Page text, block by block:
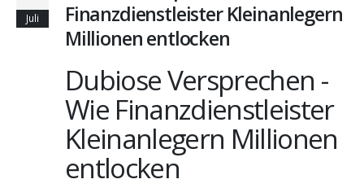
Juli
Finanzdienstleister Kleinanlegern
Millionen entlocken
Dubiose Versprechen -
Wie Finanzdienstleister
Kleinanlegern Millionen
entlocken